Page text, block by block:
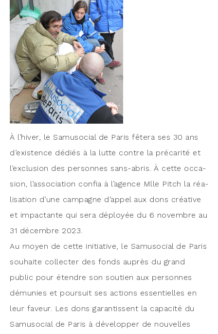
À l’hi­ver, le Samu­so­cial de Paris fête­ra ses 30 ans
d’exis­tence dédiés à la lutte contre la pré­ca­ri­té et
l’ex­clu­sion des per­sonnes sans-abris. À cette occa­
sion, l’as­so­cia­tion confia à l’a­gence Mlle Pitch la réa­
li­sa­tion d’une cam­pagne d’ap­pel aux dons créa­tive
et impac­tante qui sera déployée du 6 novembre au
31 décembre 2023.
Au moyen de cette ini­tia­tive, le Samu­so­cial de Paris
sou­haite col­lec­ter des fonds auprès du grand
public pour étendre son sou­tien aux per­sonnes
dému­nies et pour­suit ses actions essen­tielles en
leur faveur. Les dons garan­tissent la capa­ci­té du
Samu­so­cial de Paris à déve­lop­per de nou­velles